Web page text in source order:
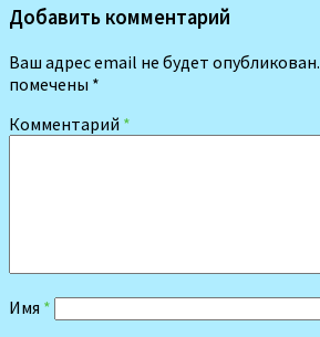
Добавить комментарий
Ваш адрес email не будет опубликован.
помечены *
Комментарий *
Имя *